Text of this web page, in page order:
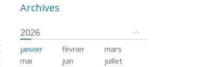
Archives
2026
janvier février
mars
mai
juin
juillet